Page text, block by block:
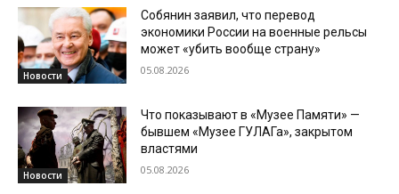
Новости
Собянин заявил, что перевод
экономики России на военные рельсы
может «убить вообще страну»
05.08.2026
Новости
Что показывают в «Музее Памяти» —
бывшем «Музее ГУЛАГа», закрытом
властями
05.08.2026